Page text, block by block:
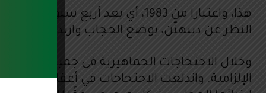
النظر عن دينهنّن، بوضع الحجاب وارتداء ملابس
وخلال الاحتجاجات الجماهيرية في جميع أنحاء